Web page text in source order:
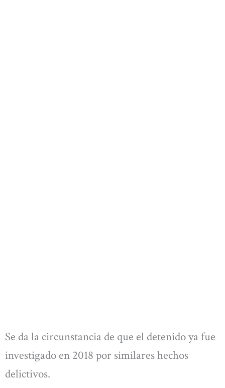
Se da la circunstancia de que el detenido ya fue
investigado en 2018 por similares hechos
delictivos.